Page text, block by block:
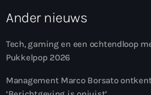
Ander nieuws
Tech, gaming en een ochtendloop
Pukkelpop 2026
Management Marco Borsato